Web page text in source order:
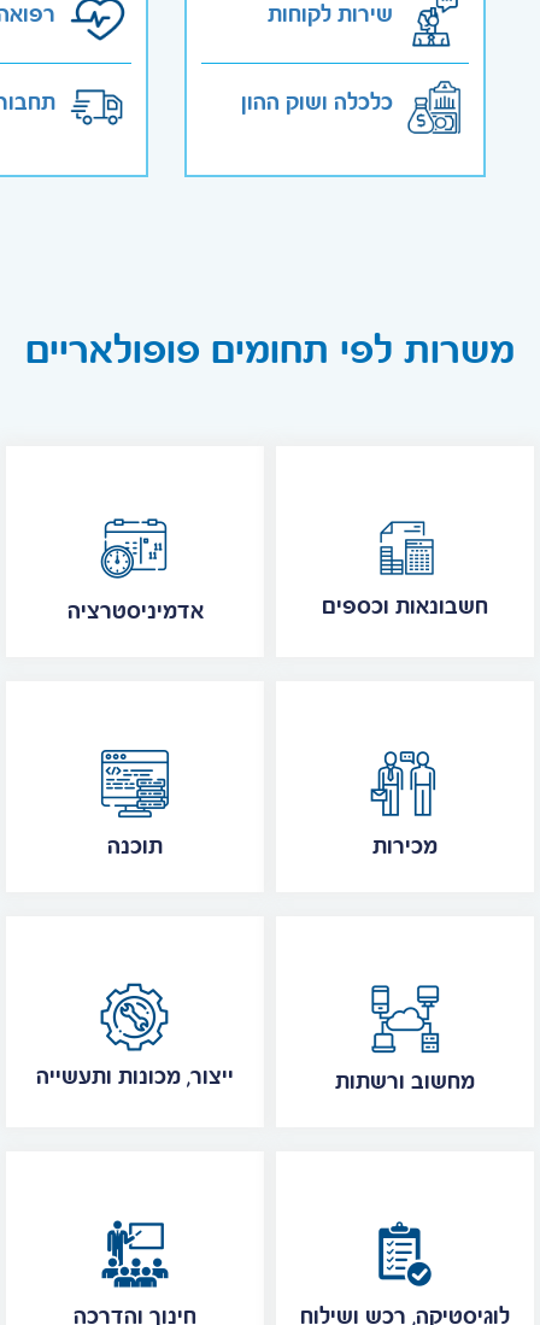
שירות לקוחות
כלכלה ושוק ההון
משרות לפי תחומים פופולאריים
אדמיניסטרציה חשבונאות וכספים
תוכנה מכירות
ייצור, מכונות ותעשייה מחשוב ורשתות
חינוך והדרכה לוגיסטיקה, רכש ושילוח